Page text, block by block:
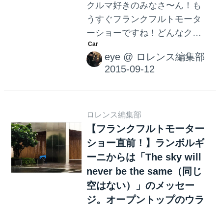
す。 メルセデス・ベンツのコ
ンセプトカー、「Concept
IAA」 数多くの魅力的なクル
マ達が発表される中、個人的
に...
クルマ好きのみなさ〜ん！も
うすぐフランクフルトモータ
ーショーですね！どんなクル
マが発表されるのか、わくわ
くして寝られないという人も
いるのではないでしょうか？
ーブモーターショーに登場
し、各国メディアに酷評され
た、マンソリーのメルセデ
ス・ベンツ G63 AMG サハ
ラ・エディションを！ 高級車
のカスタマイズを手がける、
ドイツのチューニングメーカ
eye @ ロレンス編集部
ロレンス編集部
【フランクフルトモーター
ショー直前！】ランボルギ
ーニからは「The sky will
never be the same（同じ
空はない）」のメッセー
ジ。オープントップのウラ